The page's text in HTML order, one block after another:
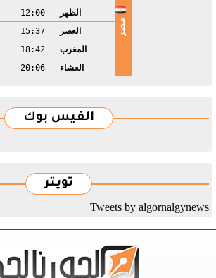
مصر
الظهر
12:00
العصر
15:37
المغرب
18:42
العشاء
20:06
الفيس بوك
تويتر
Tweets by algornalgynews